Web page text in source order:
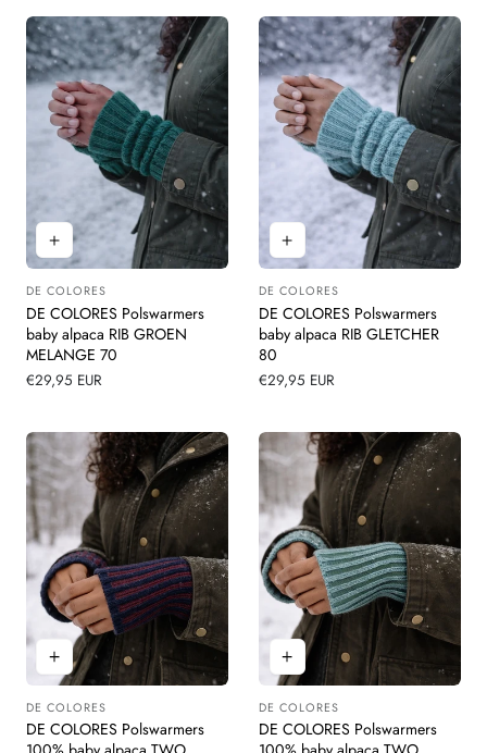
Leverancier:
DE COLORES
DE COLORES Polswarmers
baby alpaca RIB GROEN
MELANGE 70
Normale
€29,95 EUR
Leverancier:
DE COLORES
DE COLORES Polswarmers
baby alpaca RIB GLETCHER
80
Normale
€29,95 EUR
Leverancier:
DE COLORES
DE COLORES Polswarmers
Leverancier:
DE COLORES
DE COLORES Polswarmers